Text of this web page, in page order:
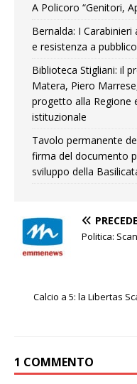
A Policoro “Genitori,
Bernalda: I
e resistenza a
Biblioteca Stigliani: il
Matera, Piero
progetto alla Regione
istituzionale
Tavolo permanente
firma del documento
sviluppo della
Politica:
Calcio a 5: la Libertas
1 COMMENTO